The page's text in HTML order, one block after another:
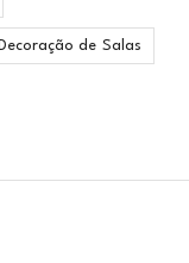
Decoração de Salas